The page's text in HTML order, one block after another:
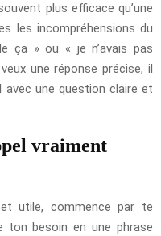
plus efficace qu’une
les incompréhensions du
ça » ou « je n’avais pas
une réponse précise, il
une question claire et
vraiment
utile, commence par te
ton besoin en une phrase